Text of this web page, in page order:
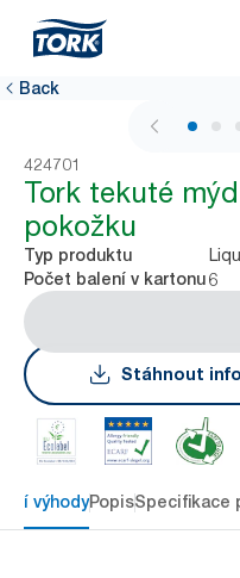
Back
424701
Tork tekuté
pokožku
Typ produktu
Počet balení v kartonu6
Stáhnout
výhodyPopisSpecifikace